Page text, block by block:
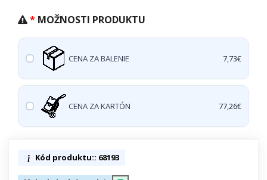
MOŽNOSTI PRODUKTU
CENA ZA BALENIE 7,73€
CENA ZA KARTÓN 77,26€
Kód produktu:: 68193